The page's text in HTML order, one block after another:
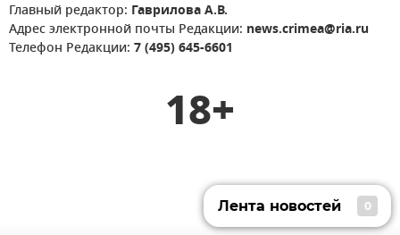
Главный редактор: Гаврилова А.В.
Адрес электронной почты Редакции: news.crimea@ria.ru
Телефон Редакции: 7 (495) 645-6601
18+
Лента новостей 0
Лента новостей